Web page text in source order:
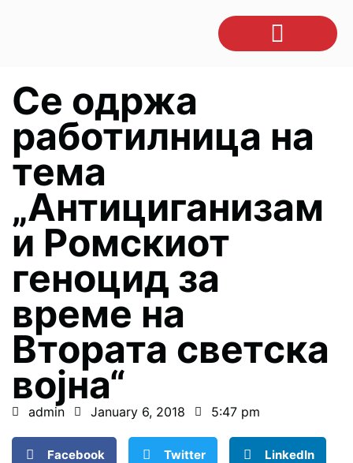
Се одржа
работилница на
тема
„Антициганизам
и Ромскиот
геноцид за
време на
Втората светска
војна“
admin January 6, 2018 5:47 pm
Facebook Twitter LinkedIn